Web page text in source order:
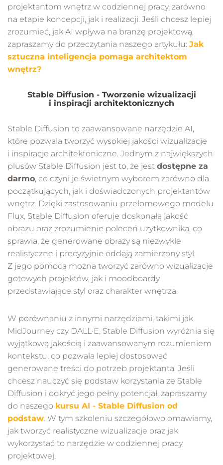
projektantom wnętrz w codziennej pracy, zarówno
na etapie koncepcji, jak i realizacji. Jeśli chcesz lepiej
zrozumieć, jak AI wpływa na branżę projektową,
zapraszamy do przeczytania naszego artykułu: Jak
sztuczna inteligencja pomaga architektom
wnętrz?
Stable Diffusion - Tworzenie wizualizacji
i inspiracji architektonicznych
Stable Diffusion to zaawansowane narzędzie AI,
które pozwala tworzyć wysokiej jakości wizualizacje
i inspiracje architektoniczne. Jednym z największych
plusów Stable Diffusion jest to, że jest dostępne za
darmo, co czyni je świetnym wyborem zarówno dla
początkujących, jak i doświadczonych projektantów
wnętrz. Dzięki zastosowaniu przełomowego modelu
Flux, Stable Diffusion oferuje doskonałą jakość
obrazu oraz zrozumienie poleceń użytkownika, co
sprawia, że generowane obrazy są niezwykle
realistyczne i precyzyjnie oddają zamierzony styl.
Z jego pomocą można tworzyć zarówno wizualizacje
gotowych projektów, jak i moodboardy
przedstawiające styl oraz charakter wnętrza.
W porównaniu z innymi narzędziami, takimi jak
MidJourney czy DALL·E, Stable Diffusion wyróżnia się
wyjątkową jakością i zaawansowanym rozumieniem
kontekstu, co pozwala lepiej dostosować
generowane treści do potrzeb projektanta. Jeśli
chcesz nauczyć się podstaw korzystania ze Stable
Diffusion i odkryć jego pełny potencjał, zapraszamy
do naszego kursu AI - Stable Diffusion od
podstaw. W tym szkoleniu szczegółowo omawiamy,
jak tworzyć realistyczne wizualizacje oraz jak
wykorzystać to narzędzie w codziennej pracy
projektowej.